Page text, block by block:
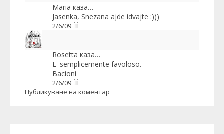
Maria каза…
Jasenka, Snezana ajde idvajte :)))
2/6/09
Rosetta каза…
E' semplicemente favoloso.
Bacioni
2/6/09
Публикуване на коментар